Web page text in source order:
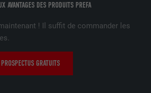
AVANTAGES DES PRODUITS PREFA
! Il suffit de commander les
GRATUITS
lidc
LinkedIn
1 jour